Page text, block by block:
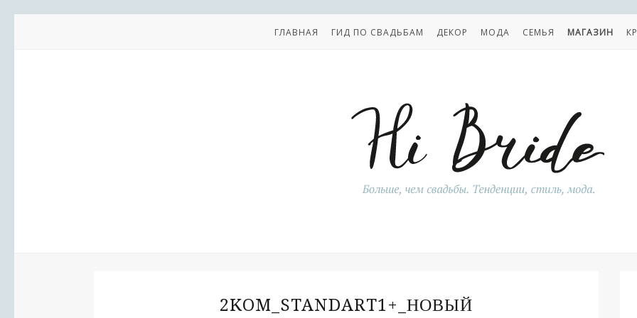
ГЛАВНАЯ ГИД ПО СВАДЬБАМ ДЕКОР МОДА СЕМЬЯ МАГАЗИН
2KOM_STANDART1+_НОВЫЙ